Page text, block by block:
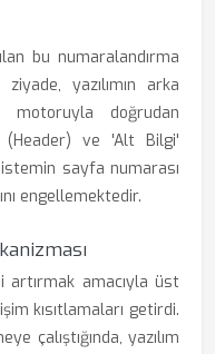
bu numaralandırma
yazılımın arka
motoruyla doğrudan
(Header) ve 'Alt Bilgi'
sayfa numarası
engellemektedir.
amacıyla üst
kısıtlamaları getirdi.
çalıştığında, yazılım